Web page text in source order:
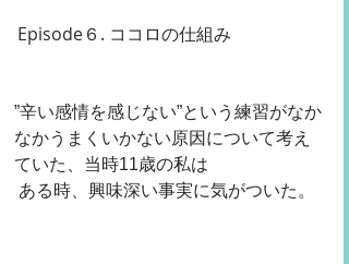
Episode６. ココロの仕組み
”辛い感情を感じない”という練習がなか
なかうまくいかない原因について考え
ていた、当時11歳の私は
ある時、興味深い事実に気がついた。